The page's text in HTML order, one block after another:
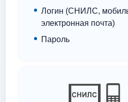
Логин (СНИЛС,
электронная почта)
Пароль